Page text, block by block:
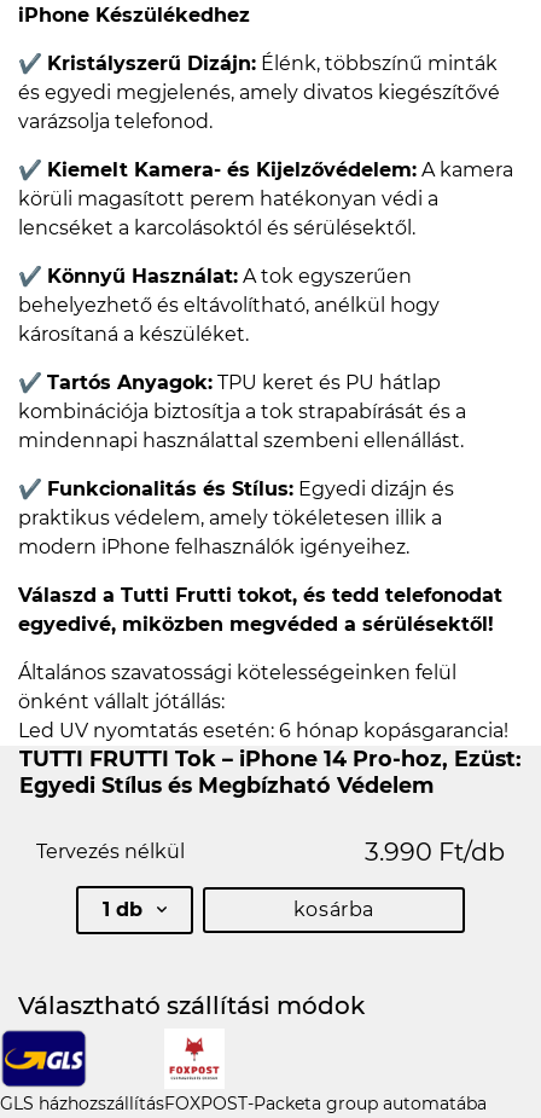
iPhone Készülékedhez
✔ Kristályszerű Dizájn: Élénk, többszínű minták
és egyedi megjelenés, amely divatos kiegészítővé
varázsolja telefonod.
✔ Kiemelt Kamera- és Kijelzővédelem: A kamera
körüli magasított perem hatékonyan védi a
lencséket a karcolásoktól és sérülésektől.
✔ Könnyű Használat: A tok egyszerűen
behelyezhető és eltávolítható, anélkül hogy
károsítaná a készüléket.
✔ Tartós Anyagok: TPU keret és PU hátlap
kombinációja biztosítja a tok strapabírását és a
mindennapi használattal szembeni ellenállást.
✔ Funkcionalitás és Stílus: Egyedi dizájn és
praktikus védelem, amely tökéletesen illik a
modern iPhone felhasználók igényeihez.
Válaszd a Tutti Frutti tokot, és tedd telefonodat
egyedivé, miközben megvéded a sérülésektől!
Általános szavatossági kötelességeinken felül
önként vállalt jótállás:
Led UV nyomtatás esetén: 6 hónap kopásgarancia!
TUTTI FRUTTI Tok – iPhone 14 Pro-hoz, Ezüst:
Egyedi Stílus és Megbízható Védelem
Tervezés nélkül 3.990 Ft/db
1 db kosárba
Választható szállítási módok
GLS házhozszállításFOXPOST-Packeta group automatába